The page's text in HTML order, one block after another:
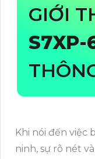
GIỚI
S7XP-
Khi nói đến việc
ninh, sự rõ nét